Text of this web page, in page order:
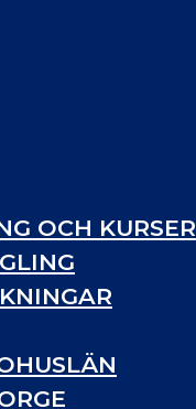
OCH KURSER